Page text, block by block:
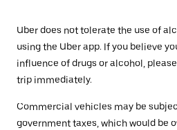
Uber does not tolerate the use of
using the Uber app. If you believe
influence of drugs or alcohol,
trip immediately.
Commercial vehicles may be
government taxes, which would be